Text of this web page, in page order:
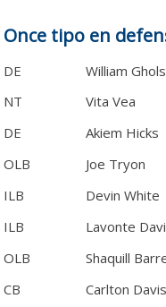
Once tipo en
DE
William
NT
Vita Vea
DE
Akiem Hicks
OLB
Joe Tryon
ILB
Devin White
ILB
Lavonte
OLB
Shaquill
CB
Carlton Davis